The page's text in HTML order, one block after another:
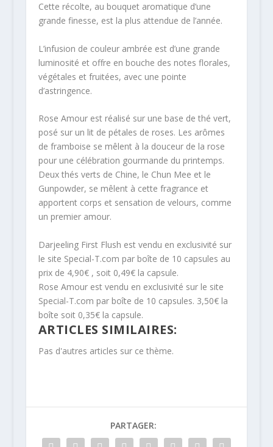
Cette récolte, au bouquet aromatique d’une
grande finesse, est la plus attendue de l’année.
L’infusion de couleur ambrée est d’une grande
luminosité et offre en bouche des notes florales,
végétales et fruitées, avec une pointe
d’astringence.
Rose Amour est réalisé sur une base de thé vert,
posé sur un lit de pétales de roses. Les arômes
de framboise se mêlent à la douceur de la rose
pour une célébration gourmande du printemps.
Deux thés verts de Chine, le Chun Mee et le
Gunpowder, se mêlent à cette fragrance et
apportent corps et sensation de velours, comme
un premier amour.
Darjeeling First Flush est vendu en exclusivité sur
le site Special-T.com par boîte de 10 capsules au
prix de 4,90€ , soit 0,49€ la capsule.
Rose Amour est vendu en exclusivité sur le site
Special-T.com par boîte de 10 capsules. 3,50€ la
boîte soit 0,35€ la capsule.
ARTICLES SIMILAIRES:
Pas d'autres articles sur ce thème.
PARTAGER: